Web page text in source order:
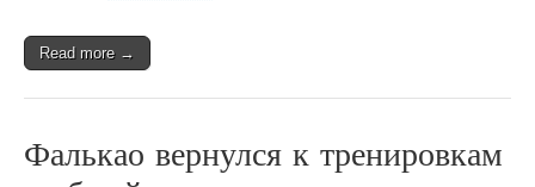
Read more →
Фалькао вернулся к тренировкам